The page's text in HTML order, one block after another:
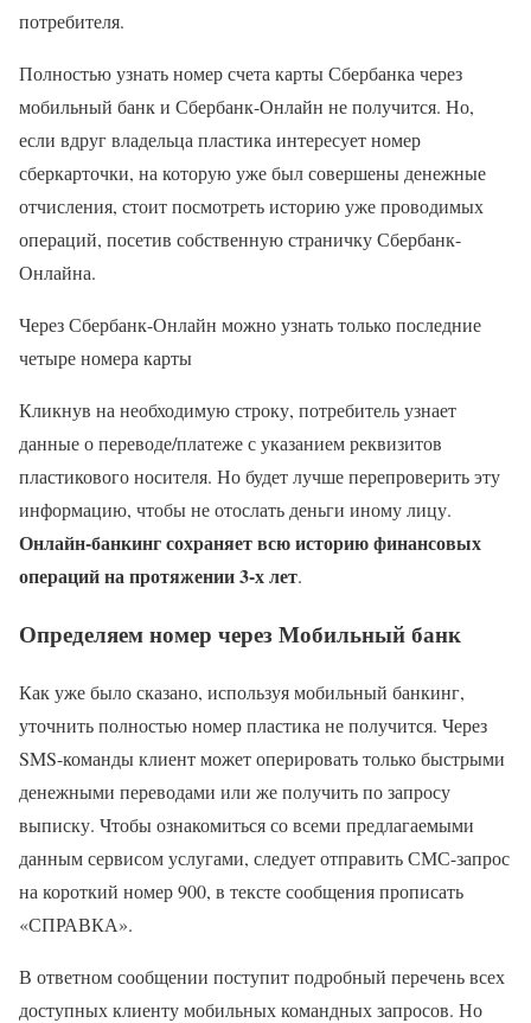
потребителя.
Полностью узнать номер счета карты Сбербанка через
мобильный банк и Сбербанк-Онлайн не получится. Но,
если вдруг владельца пластика интересует номер
сберкарточки, на которую уже был совершены денежные
отчисления, стоит посмотреть историю уже проводимых
операций, посетив собственную страничку Сбербанк-
Онлайна.
Через Сбербанк-Онлайн можно узнать только последние
четыре номера карты
Кликнув на необходимую строку, потребитель узнает
данные о переводе/платеже с указанием реквизитов
пластикового носителя. Но будет лучше перепроверить эту
информацию, чтобы не отослать деньги иному лицу.
Онлайн-банкинг сохраняет всю историю финансовых
операций на протяжении 3-х лет.
Определяем номер через Мобильный банк
Как уже было сказано, используя мобильный банкинг,
уточнить полностью номер пластика не получится. Через
SMS-команды клиент может оперировать только быстрыми
денежными переводами или же получить по запросу
выписку. Чтобы ознакомиться со всеми предлагаемыми
данным сервисом услугами, следует отправить СМС-запрос
на короткий номер 900, в тексте сообщения прописать
«СПРАВКА».
В ответном сообщении поступит подробный перечень всех
доступных клиенту мобильных командных запросов. Но